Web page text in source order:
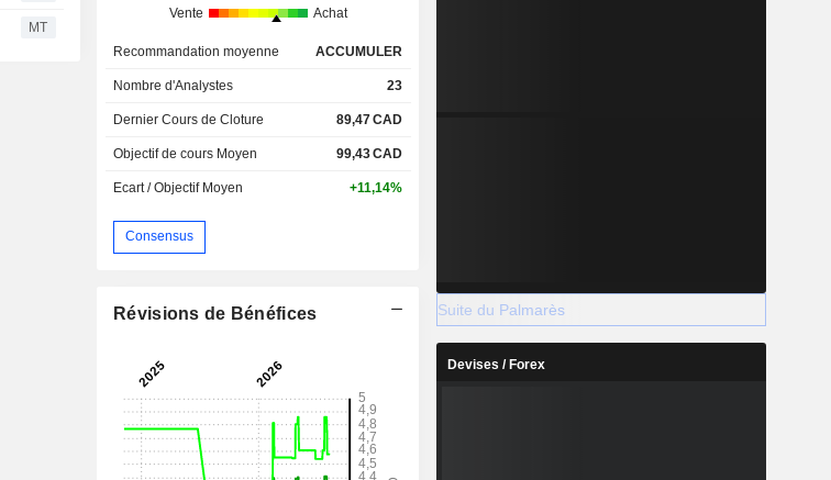
MT
Vente Achat
Recommandation moyenne ACCUMULER
Nombre d'Analystes 23
Dernier Cours de Cloture 89,47CAD
Objectif de cours Moyen 99,43CAD
Ecart / Objectif Moyen +11,14%
Consensus
Révisions de Bénéfices Suite du Palmarès
Devises / Forex